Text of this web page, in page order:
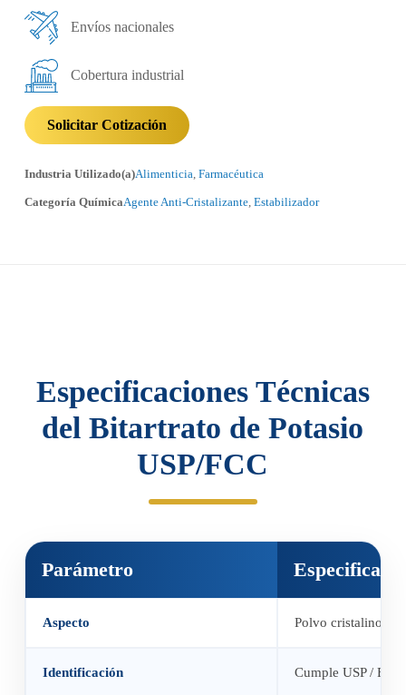
Envíos nacionales
Cobertura industrial
Solicitar Cotización
Industria Utilizado(a)Alimenticia Farmacéutica
Categoría QuímicaAgente Anti-Cristalizante, Estabilizador
Especificaciones Técnicas
del Bitartrato de Potasio
USP/FCC
Parámetro
Aspecto Polvo cristalino
Identificación Cumple USP /